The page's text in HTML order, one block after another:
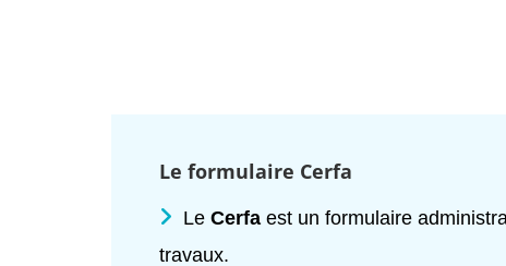
Le formulaire Cerfa
LeCerfa est un formulaire
travaux.